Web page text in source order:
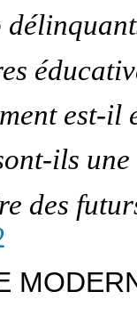
est-il
ils
des